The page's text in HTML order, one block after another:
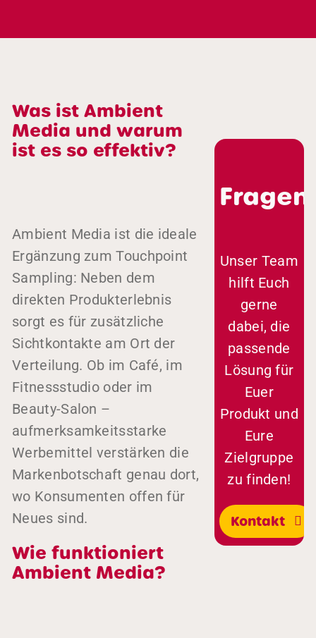
Was ist Ambient
Media und warum
ist es so effektiv?
Ambient Media ist die ideale
Ergänzung zum Touchpoint
Sampling: Neben dem
direkten Produkterlebnis
sorgt es für zusätzliche
Sichtkontakte am Ort der
Verteilung. Ob im Café, im
Fitnessstudio oder im
Beauty-Salon –
aufmerksamkeitsstarke
Werbemittel verstärken die
Markenbotschaft genau dort,
wo Konsumenten offen für
Neues sind.
Wie funktioniert
Ambient Media?
Unser Team
hilft Euch
gerne
dabei, die
passende
Lösung für
Euer
Produkt und
Eure
Zielgruppe
zu finden!
Kontakt